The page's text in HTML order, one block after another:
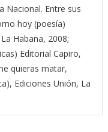
Nacional. Entre sus
hoy (poesía)
Habana, 2008;
Editorial Capiro,
quieras matar,
Ediciones Unión, La